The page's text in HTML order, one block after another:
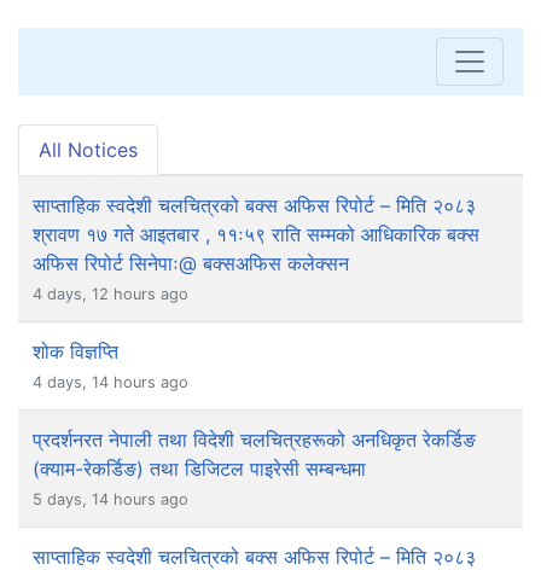
All Notices
साप्ताहिक स्वदेशी चलचित्रको बक्स अफिस रिपोर्ट – मिति २०८३
श्रावण १७ गते आइतबार , ११ः५९ राति सम्मको आधिकारिक बक्स
अफिस रिपोर्ट सिनेपाः@ बक्सअफिस कलेक्सन
4 days, 12 hours ago
शोक विज्ञप्ति
4 days, 14 hours ago
प्रदर्शनरत नेपाली तथा विदेशी चलचित्रहरूको अनधिकृत रेकर्डिङ
(क्याम-रेकर्डिङ) तथा डिजिटल पाइरेसी सम्बन्धमा
5 days, 14 hours ago
साप्ताहिक स्वदेशी चलचित्रको बक्स अफिस रिपोर्ट – मिति २०८३